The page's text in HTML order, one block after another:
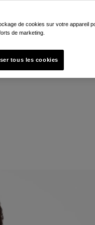
répond
de cookies sur votre appareil
de marketing.
tous les cookies